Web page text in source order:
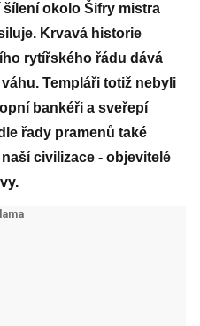
okolo Šifry mistra
Krvavá historie
rytířského řádu dává
Templáři totiž nebyli
bankéři a sveřepí
řady pramenů také
civilizace - objevitelé